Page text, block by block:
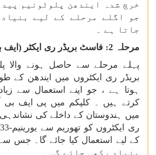
خرچ شدہ ایندھن پلوٹونیم
جو اگلے مرحلے کے لیے
جاتا ہے ۔
مرحلہ 2: فاسٹ بریڈر ری ایکٹر (ایف بی آر)
پہلے مرحلے سے حاصل ہونے والا
بریڈر ری ایکٹروں میں ایندھن کے
ہوتا ہے ، جو اپنے استعمال سے
کرتے ہیں ۔ کلپکم میں پی ایف بی
میں ہندوستان کے داخلے کی
بنیاد رکھی جائے گی ۔